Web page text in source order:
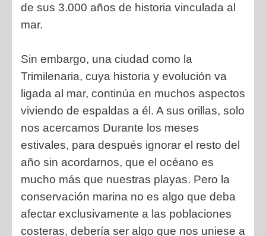
de sus 3.000 años de historia vinculada al
mar.
Sin embargo, una ciudad como la
Trimilenaria, cuya historia y evolución va
ligada al mar, continúa en muchos aspectos
viviendo de espaldas a él. A sus orillas, solo
nos acercamos Durante los meses
estivales, para después ignorar el resto del
año sin acordarnos, que el océano es
mucho más que nuestras playas. Pero la
conservación marina no es algo que deba
afectar exclusivamente a las poblaciones
costeras, debería ser algo que nos uniese a